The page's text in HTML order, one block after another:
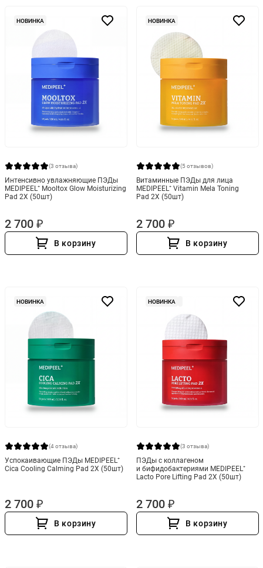
НОВИНКА
(3 отзыва)
Интенсивно увлажняющие ПЭДы
MEDIPEEL⁺ Mooltox Glow Moisturizing
Pad 2X (50шт)
2 700 ₽
В корзину
НОВИНКА
(5 отзывов)
Витаминные ПЭДы для лица
MEDIPEEL⁺ Vitamin Mela Toning
Pad 2Х (50шт)
2 700 ₽
В корзину
НОВИНКА
(4 отзыва)
Успокаивающие ПЭДы MEDIPEEL⁺
Cica Cooling Calming Pad 2Х (50шт)
2 700 ₽
В корзину
НОВИНКА
(3 отзыва)
ПЭДы с коллагеном
и бифидобактериями MEDIPEEL⁺
Lacto Pore Lifting Pad 2Х (50шт)
2 700 ₽
В корзину